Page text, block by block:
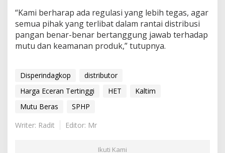
“Kami berharap ada regulasi yang lebih tegas, agar
semua pihak yang terlibat dalam rantai distribusi
pangan benar-benar bertanggung jawab terhadap
mutu dan keamanan produk,” tutupnya.
Disperindagkop
distributor
Harga Eceran Tertinggi
HET
Kaltim
Mutu Beras
SPHP
Writer: Radit
Editor: Mr
Ikuti Kami